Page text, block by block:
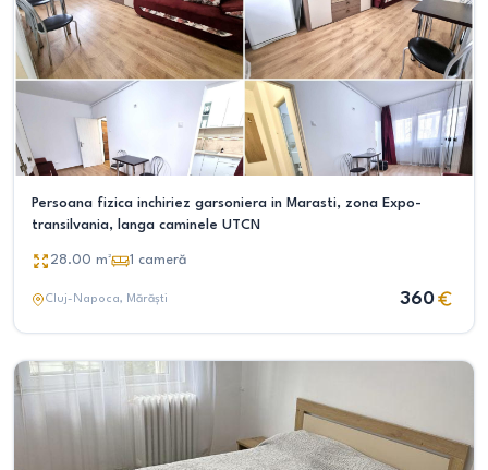
Persoana fizica inchiriez garsoniera in Marasti, zona Expo-
transilvania, langa caminele UTCN
28.00 m² 1 cameră
Cluj-Napoca, Mărăști 360